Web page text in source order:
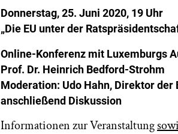
Donnerstag, 25. Juni 2020, 19 Uhr
„Die EU unter der
Online-Konferenz mit Luxemburgs
Prof. Dr. Heinrich Bedford-Strohm
Moderation: Udo Hahn, Direktor
anschließend Diskussion
Informationen zur Veranstaltung